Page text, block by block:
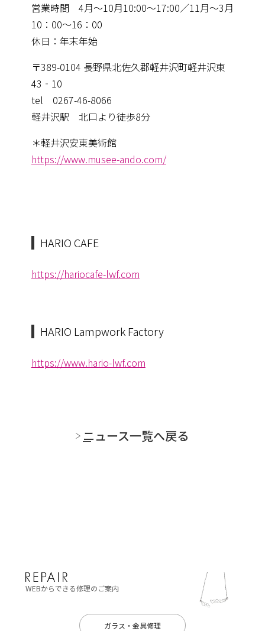
営業時間 4月～10月10:00～17:00／11月～3月
10：00～16：00
休日：年末年始
〒389-0104 長野県北佐久郡軽井沢町軽井沢東
43‐10
tel 0267-46-8066
軽井沢駅 北口より徒歩8分
＊軽井沢安東美術館
https://www.musee-ando.com/
HARIO CAFE
https://hariocafe-lwf.com
HARIO Lampwork Factory
https://www.hario-lwf.com
ニュース一覧へ戻る
WEBからできる修理のご案内
ガラス・金具修理